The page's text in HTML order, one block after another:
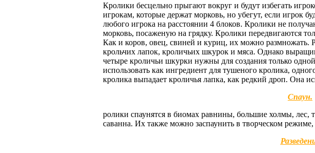
Кролики бесцельно прыгают вокруг и будут избегать
игрокам, которые держат морковь, но убегут, если игрок
любого игрока на расстоянии 4 блоков. Кролики не
морковь, посаженую на грядку. Кролики передвигаются
Как и коров, овец, свиней и куриц, их можно размножать.
крольчих лапок, кроличьих шкурок и мяса. Однако
четыре кроличьи шкурки нужны для создания только
использовать как ингредиент для тушеного кролика,
кролика выпадает кроличья лапка, как редкий дроп. Она
Спаун.
ролики спаунятся в биомах равнины, большие холмы, лес,
саванна. Их также можно заспаунить в творческом